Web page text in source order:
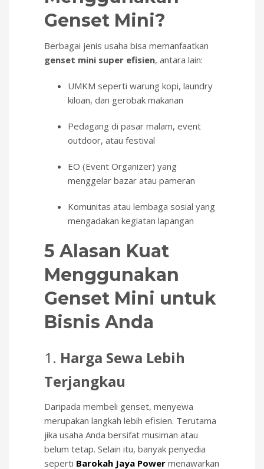
Genset Mini?
Berbagai jenis usaha bisa memanfaatkan
genset mini super efisien, antara lain:
UMKM seperti warung kopi, laundry
kiloan, dan gerobak makanan
Pedagang di pasar malam, event
outdoor, atau festival
EO (Event Organizer) yang
menggelar bazar atau pameran
Komunitas atau lembaga sosial yang
mengadakan kegiatan lapangan
5 Alasan Kuat
Menggunakan
Genset Mini untuk
Bisnis Anda
1. Harga Sewa Lebih
Terjangkau
Daripada membeli genset, menyewa
merupakan langkah lebih efisien. Terutama
jika usaha Anda bersifat musiman atau
belum tetap. Selain itu, banyak penyedia
seperti Barokah Jaya Power menawarkan